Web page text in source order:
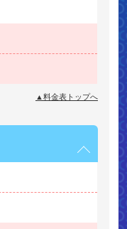
▲料金表トップへ